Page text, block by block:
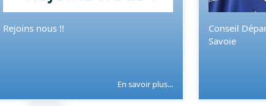
Rejoins nous !!
En savoir plus...
Conseil
Savoie